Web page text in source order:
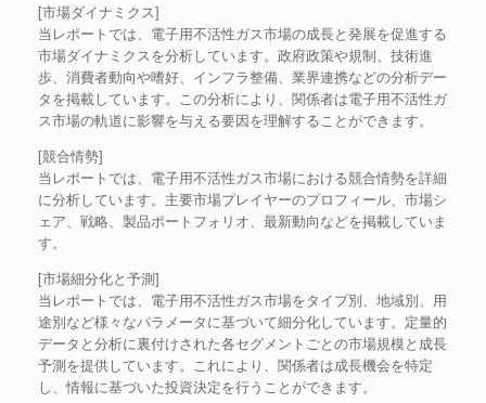
[市場ダイナミクス]
当レポートでは、電子用不活性ガス市場の成長と発展を促進する
市場ダイナミクスを分析しています。政府政策や規制、技術進
歩、消費者動向や嗜好、インフラ整備、業界連携などの分析デー
タを掲載しています。この分析により、関係者は電子用不活性ガ
ス市場の軌道に影響を与える要因を理解することができます。
[競合情勢]
当レポートでは、電子用不活性ガス市場における競合情勢を詳細
に分析しています。主要市場プレイヤーのプロフィール、市場シ
ェア、戦略、製品ポートフォリオ、最新動向などを掲載していま
す。
[市場細分化と予測]
当レポートでは、電子用不活性ガス市場をタイプ別、地域別、用
途別など様々なパラメータに基づいて細分化しています。定量的
データと分析に裏付けされた各セグメントごとの市場規模と成長
予測を提供しています。これにより、関係者は成長機会を特定
し、情報に基づいた投資決定を行うことができます。